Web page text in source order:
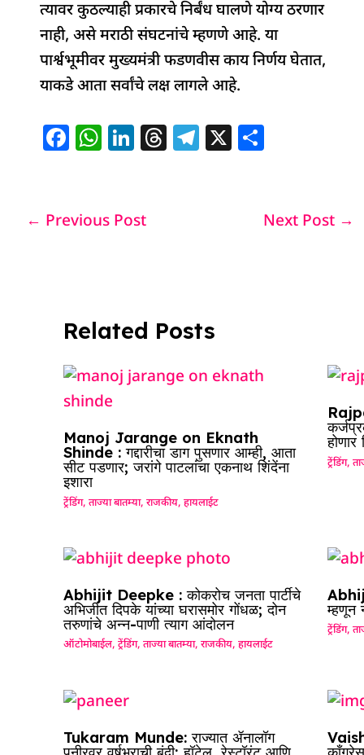
त्यावर कुठल्याही प्रकारचे निर्बंध घालणे योग्य ठरणार
नाही, असे मराठी संघटनांचे म्हणणे आहे. या
पार्श्वभूमीवर मुख्यमंत्री फडणवीस काय निर्णय घेतात,
याकडे आता सर्वांचे लक्ष लागले आहे.
F
e
k
W
s
Li
e
T T X
e
← Previous Post Next Post →
Related Posts
Manoj Jarange on Eknath
Shinde : गद्दारीचा डाग पुसणार आम्ही, आता
सीट पडणार; जरांगे पाटलांचा एकनाथ शिंदेंना
इशारा
ट्रेंडिंग,ताज्या बातम्या,राजकीय,हायलाईट
होणार
ट्रेंडिंग,
Abhijit Deepke : कोकरोच जनता पार्टीचे
अभिजीत दिपके यांच्या घरासमोर गोंधळ; दोन
तरुणांचे अन्न-पाणी त्याग आंदोलन
ऑटोमोबाईल,ट्रेंडिंग,ताज्या बातम्या,राजकीय,हायलाईट
म्हणून
ट्रेंडिंग,
Tukaram Munde: राज्यात ॲनालॉग